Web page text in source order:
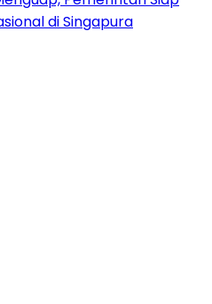
di Singapura